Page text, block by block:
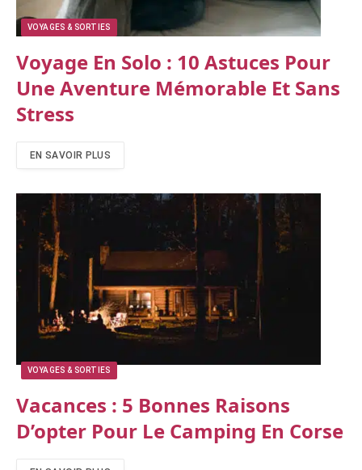
VOYAGES & SORTIES
Voyage En Solo : 10 Astuces Pour
Une Aventure Mémorable Et Sans
Stress
EN SAVOIR PLUS
VOYAGES & SORTIES
Vacances : 5 Bonnes Raisons
D’opter Pour Le Camping En Corse